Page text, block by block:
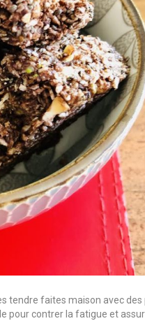
tendre faites maison avec
pour contrer la fatigue et